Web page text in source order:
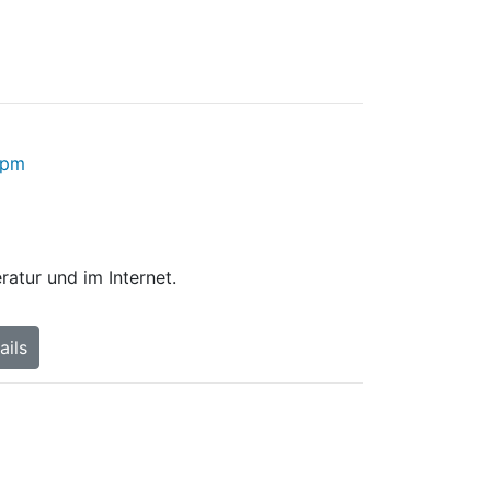
und im Internet.